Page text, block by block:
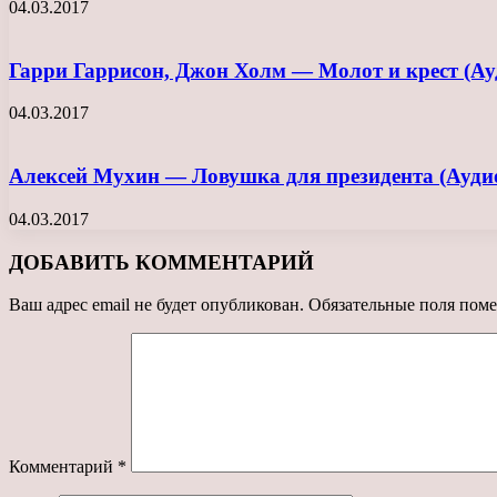
04.03.2017
Гарри Гаррисон, Джон Холм — Молот и крест
04.03.2017
Алексей Мухин — Ловушка для президента
04.03.2017
ДОБАВИТЬ КОММЕНТАРИЙ
Ваш адрес email не будет опубликован. Обязательные поля
Комментарий *